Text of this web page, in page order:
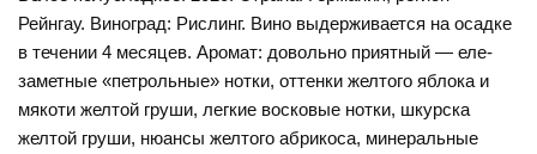
Рейнгау. Виноград: Рислинг. Вино выдерживается на осадке
в течении 4 месяцев. Аромат: довольно приятный — еле-
заметные «петрольные» нотки, оттенки желтого яблока и
мякоти желтой груши, легкие восковые нотки, шкурска
желтой груши, нюансы желтого абрикоса, минеральные